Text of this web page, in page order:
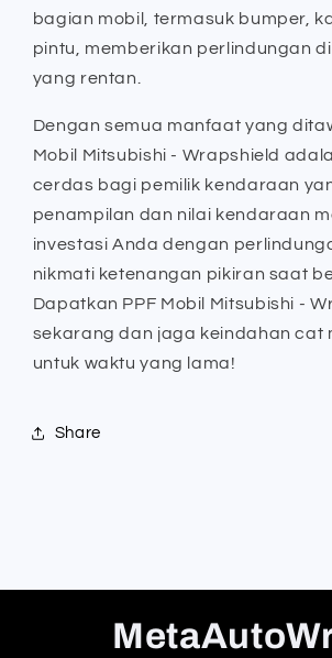
bagian mobil, termasuk bumper,
pintu, memberikan perlindungan
yang rentan.
Dengan semua manfaat yang
Mobil Mitsubishi - Wrapshield
cerdas bagi pemilik kendaraan
penampilan dan nilai kendaraan
investasi Anda dengan
nikmati ketenangan pikiran saat
Dapatkan PPF Mobil Mitsubishi -
sekarang dan jaga keindahan cat
untuk waktu yang lama!
Share